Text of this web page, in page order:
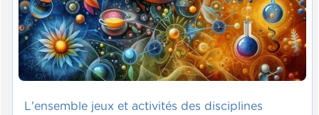
L'ensemble jeux et activités des disciplines